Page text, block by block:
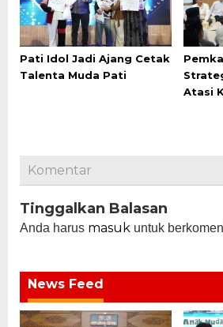
Pati Idol Jadi Ajang Cetak
Talenta Muda Pati
Atasi
Komentar
Tinggalkan Balasan
Anda harus masuk untuk
News Feed